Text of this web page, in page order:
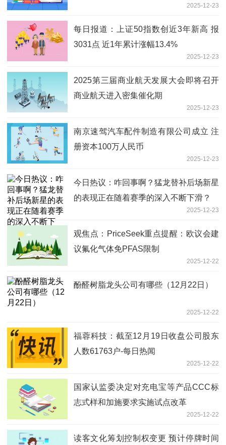
2025-12-23
每日报道：上证50指数创近3年新高 报
3031点 近1年累计涨幅13.4%
2025-12-23
2025第三届商业航天发展大会即将召开
商业航天进入密集催化期
2025-12-23
南京速驾汽车配件制造有限公司成立 注
册资本100万人民币
2025-12-23
今日热议：咋回事啊？猛龙替补后场新星
的表现正在随着赛季的深入不断下滑？
2025-12-23
观焦点：PriceSeek重点提醒：欧议会建
议氟化气体免PFAS限制
2025-12-22
酚醛树脂龙头公司有哪些（12月22日）
2025-12-22
福蓉科技：截至12月19日收盘公司股东
人数61763户-每日热闻
2025-12-22
国家认监委决定对充电宝等产品CCC标
志式样和加施要求实施试点改革
2025-12-22
读客文化筹划控制权变更 预计停牌时间